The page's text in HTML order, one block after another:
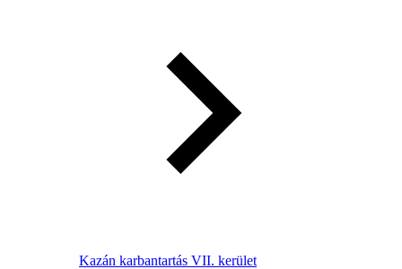
Kazán karbantartás VII. kerület